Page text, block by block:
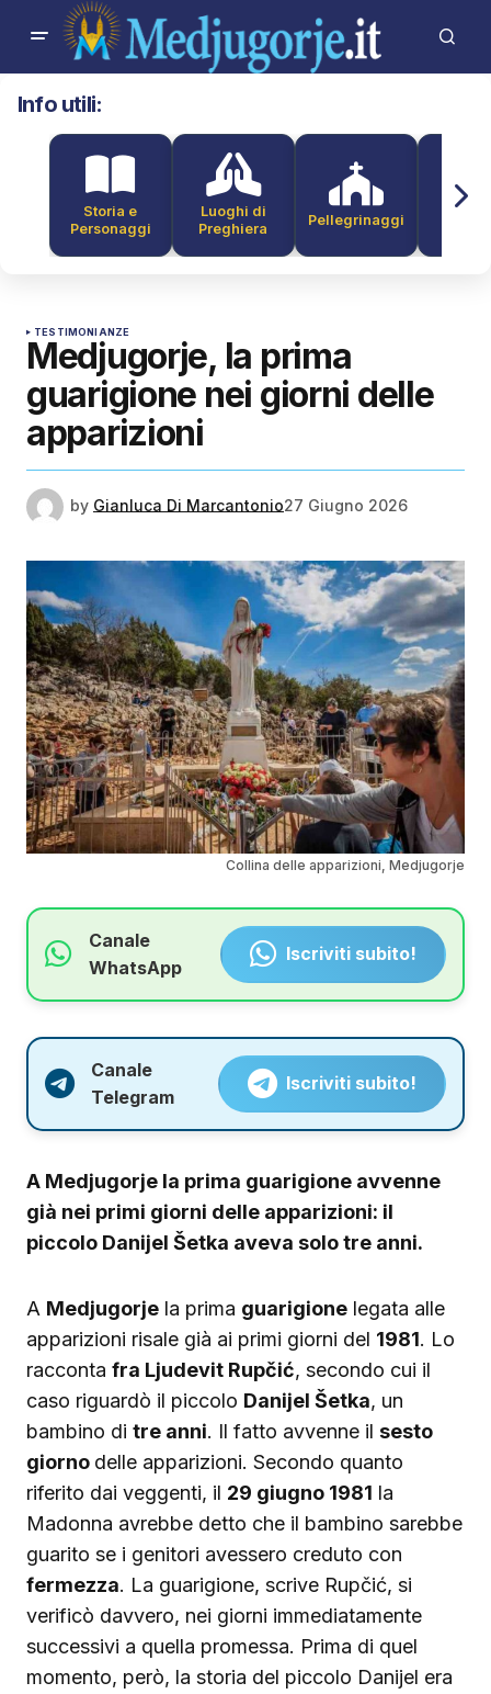
Info utili:
Storia e
Personaggi
Luoghi di
Preghiera
Pellegrinaggi
TESTIMONIANZE
Medjugorje, la prima
guarigione nei giorni delle
apparizioni
by Gianluca Di Marcantonio27 Giugno 2026
Collina delle apparizioni, Medjugorje
Canale
WhatsApp
Iscriviti subito!
Canale
Telegram
Iscriviti subito!
A Medjugorje la prima guarigione avvenne
già nei primi giorni delle apparizioni: il
piccolo Danijel Šetka aveva solo tre anni.
A Medjugorje la prima guarigione legata alle
apparizioni risale già ai primi giorni del 1981. Lo
racconta fra Ljudevit Rupčić, secondo cui il
caso riguardò il piccolo Danijel Šetka, un
bambino di tre anni. Il fatto avvenne il sesto
giorno delle apparizioni. Secondo quanto
riferito dai veggenti, il 29 giugno 1981 la
Madonna avrebbe detto che il bambino sarebbe
guarito se i genitori avessero creduto con
fermezza. La guarigione, scrive Rupčić, si
verificò davvero, nei giorni immediatamente
successivi a quella promessa. Prima di quel
momento, però, la storia del piccolo Danijel era